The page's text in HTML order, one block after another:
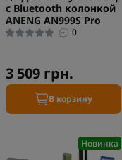
с Bluetooth колонкой
ANENG AN999S Pro
0
3 509 грн.
В корзину
Новинка